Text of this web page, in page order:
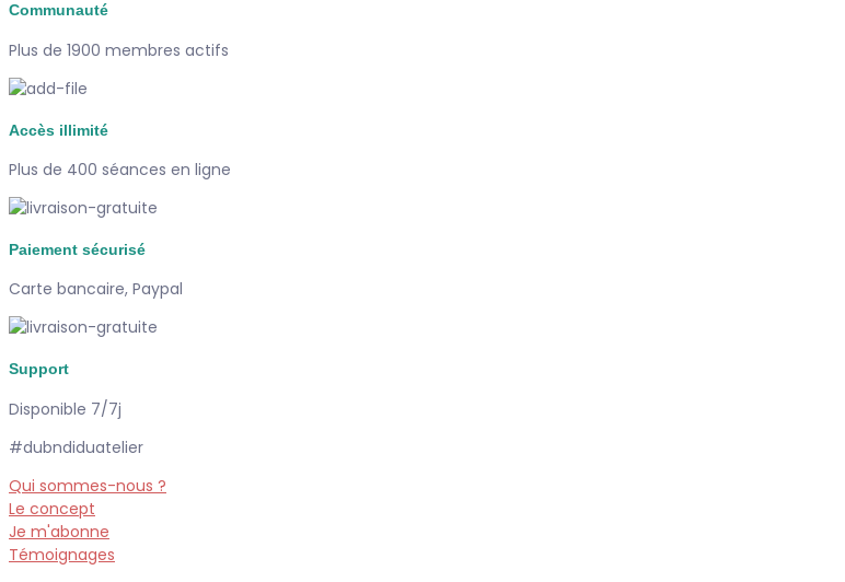
Communauté
Plus de 1900 membres actifs
Accès illimité
Plus de 400 séances en ligne
Paiement sécurisé
Carte bancaire, Paypal
Support
Disponible 7/7j
#dubndiduatelier
Qui sommes-nous ?
Le concept
Je m'abonne
Témoignages